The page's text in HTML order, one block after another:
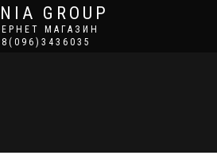
GROUP
МАГАЗИН